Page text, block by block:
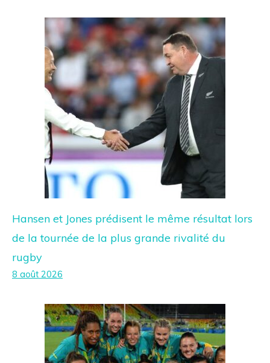
Hansen et Jones prédisent le même résultat lors
de la tournée de la plus grande rivalité du
rugby
8 août 2026